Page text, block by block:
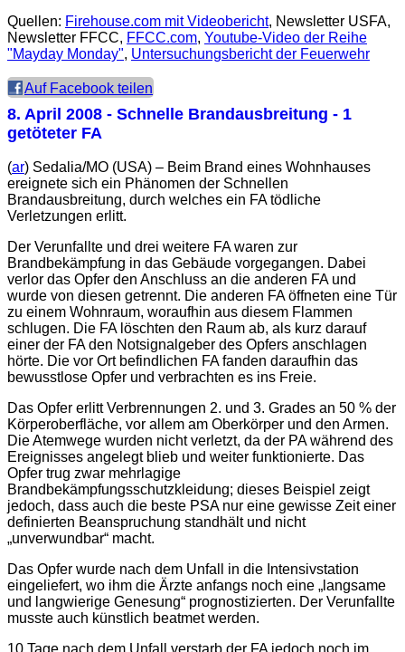
Quellen: Firehouse.com mit Videobericht, Newsletter USFA,
Newsletter FFCC, FFCC.com, Youtube-Video der Reihe
"Mayday Monday", Untersuchungsbericht der Feuerwehr
Auf Facebook teilen
8. April 2008 - Schnelle Brandausbreitung - 1
getöteter FA
(ar) Sedalia/MO (USA) – Beim Brand eines Wohnhauses
ereignete sich ein Phänomen der Schnellen
Brandausbreitung, durch welches ein FA tödliche
Verletzungen erlitt.
Der Verunfallte und drei weitere FA waren zur
Brandbekämpfung in das Gebäude vorgegangen. Dabei
verlor das Opfer den Anschluss an die anderen FA und
wurde von diesen getrennt. Die anderen FA öffneten eine Tür
zu einem Wohnraum, woraufhin aus diesem Flammen
schlugen. Die FA löschten den Raum ab, als kurz darauf
einer der FA den Notsignalgeber des Opfers anschlagen
hörte. Die vor Ort befindlichen FA fanden daraufhin das
bewusstlose Opfer und verbrachten es ins Freie.
Das Opfer erlitt Verbrennungen 2. und 3. Grades an 50 % der
Körperoberfläche, vor allem am Oberkörper und den Armen.
Die Atemwege wurden nicht verletzt, da der PA während des
Ereignisses angelegt blieb und weiter funktionierte. Das
Opfer trug zwar mehrlagige
Brandbekämpfungsschutzkleidung; dieses Beispiel zeigt
jedoch, dass auch die beste PSA nur eine gewisse Zeit einer
definierten Beanspruchung standhält und nicht
„unverwundbar“ macht.
Das Opfer wurde nach dem Unfall in die Intensivstation
eingeliefert, wo ihm die Ärzte anfangs noch eine „langsame
und langwierige Genesung“ prognostizierten. Der Verunfallte
musste auch künstlich beatmet werden.